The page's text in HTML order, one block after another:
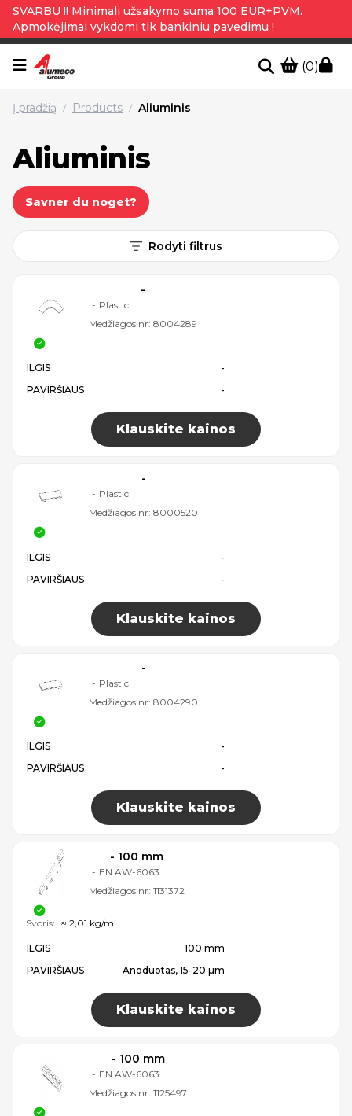
SVARBU !! Minimali užsakymo suma 100 EUR+PVM.
Apmokėjimai vykdomi tik bankiniu pavedimu !
(0)
Į pradžią / Products / Aliuminis
Aliuminis
Savner du noget?
Rodyti filtrus
-
- Plastic
Medžiagos nr: 8004289
ILGIS
-
PAVIRŠIAUS
-
Klauskite kainos
-
- Plastic
Medžiagos nr: 8000520
ILGIS
-
PAVIRŠIAUS
-
Klauskite kainos
-
- Plastic
Medžiagos nr: 8004290
ILGIS
-
PAVIRŠIAUS
-
Klauskite kainos
- 100 mm
- EN AW-6063
Medžiagos nr: 1131372
ILGIS
100 mm
PAVIRŠIAUS
Anoduotas, 15-20 µm
Klauskite kainos
Svoris: ≈ 2,01 kg/m
- 100 mm
- EN AW-6063
Medžiagos nr: 1125497